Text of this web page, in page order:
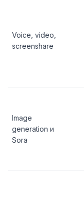
Voice, video,
screenshare
Image
generation и
Sora